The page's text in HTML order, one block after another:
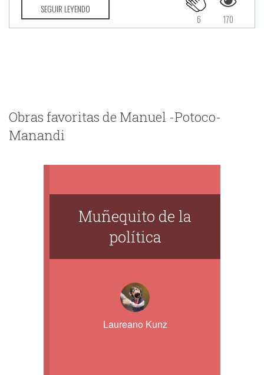
SEGUIR LEYENDO
170
6
Obras favoritas de Manuel -Potoco-
Manandi
Muñequito de la
política
Laureano Kunz